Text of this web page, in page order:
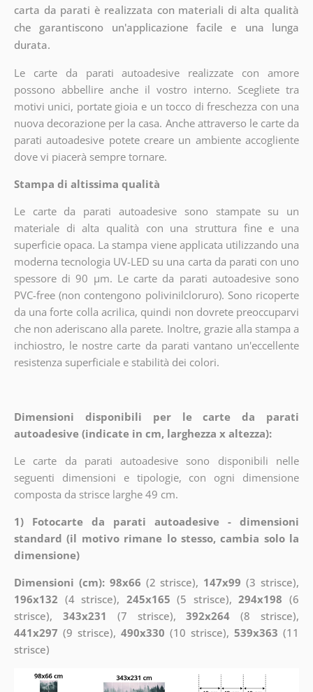
carta da parati è realizzata con materiali di alta qualità
che garantiscono un'applicazione facile e una lunga
durata.
Le carte da parati autoadesive realizzate con amore
possono abbellire anche il vostro interno. Scegliete tra
motivi unici, portate gioia e un tocco di freschezza con una
nuova decorazione per la casa. Anche attraverso le carte da
parati autoadesive potete creare un ambiente accogliente
dove vi piacerà sempre tornare.
Stampa di altissima qualità
Le carte da parati autoadesive sono stampate su un
materiale di alta qualità con una struttura fine e una
superficie opaca. La stampa viene applicata utilizzando una
moderna tecnologia UV-LED su una carta da parati con uno
spessore di 90 µm. Le carte da parati autoadesive sono
PVC-free (non contengono polivinilcloruro). Sono ricoperte
da una forte colla acrilica, quindi non dovrete preoccuparvi
che non aderiscano alla parete. Inoltre, grazie alla stampa a
inchiostro, le nostre carte da parati vantano un'eccellente
resistenza superficiale e stabilità dei colori.
Dimensioni disponibili per le carte da parati
autoadesive (indicate in cm, larghezza x altezza):
Le carte da parati autoadesive sono disponibili nelle
seguenti dimensioni e tipologie, con ogni dimensione
composta da strisce larghe 49 cm.
1) Fotocarte da parati autoadesive - dimensioni
standard (il motivo rimane lo stesso, cambia solo la
dimensione)
Dimensioni (cm): 98x66 (2 strisce), 147x99 (3 strisce),
196x132 (4 strisce), 245x165 (5 strisce),294x198 (6
strisce), 343x231 (7 strisce),392x264 (8 strisce),
441x297 (9 strisce), 490x330 (10 strisce),539x363 (11
strisce)